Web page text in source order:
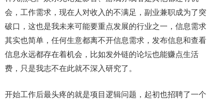
会，工作需求，现在人对收入的不满足，副业兼职成为了突
破口，这也是我未来可能要重点发展的行业之一，信息需求
其实也简单，任何生意都离不开信息需求，发布信息和查看
信息永远都存在着机会，比如发外链的论坛也能赚点生活
费，只是我志不在此就不深入研究了。
开始工作后最头疼的就是项目逻辑问题，起初也招聘了一个